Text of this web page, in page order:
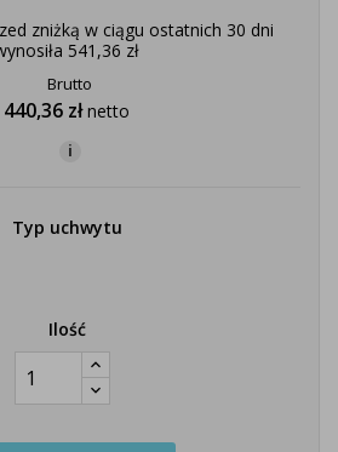
zniżką w ciągu ostatnich 30 dni
541,36 zł
Brutto
440,36 złnetto
i
Typ uchwytu
Ilość